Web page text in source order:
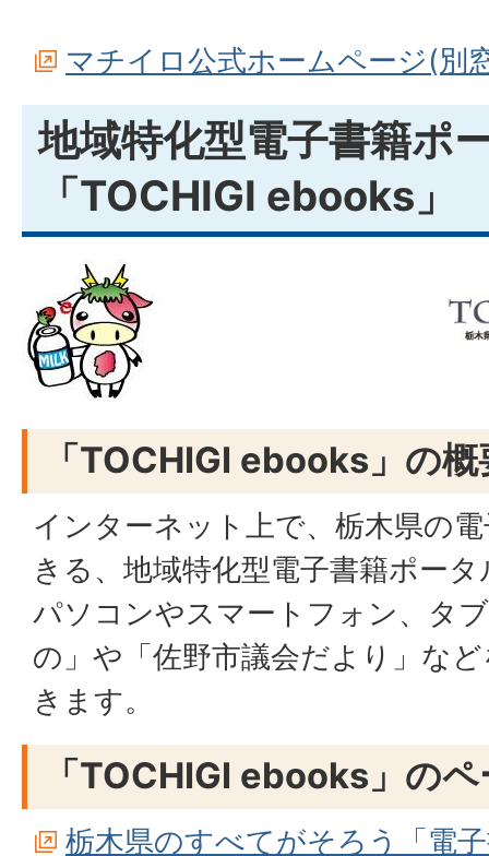
マチイロ公式ホームページ(別
地域特化型電子書籍ポ
「TOCHIGI ebooks」
「TOCHIGI ebooks」の概
インターネット上で、栃木県の
きる、地域特化型電子書籍ポー
パソコンやスマートフォン、タ
の」や「佐野市議会だより」な
きます。
「TOCHIGI ebooks」の
栃木県のすべてがそろう「電